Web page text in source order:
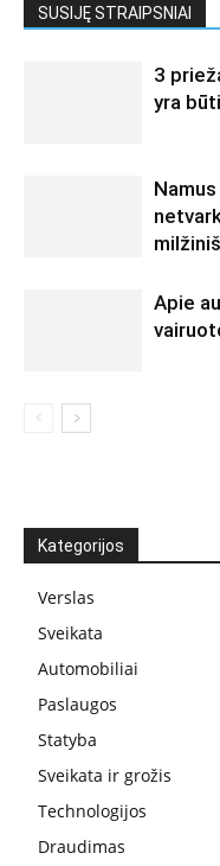
SUSIJĘ STRAIPSNIAI
3
yra
Apie
Kategorijos
Verslas
Sveikata
Automobiliai
Paslaugos
Statyba
Sveikata ir grožis
Technologijos
Draudimas